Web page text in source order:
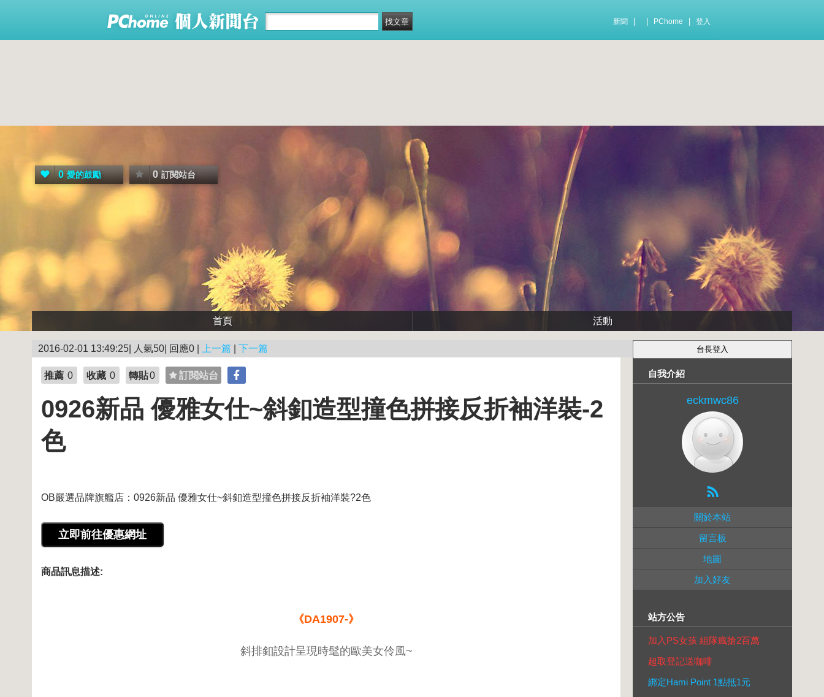
新聞 PChome 登入
0 愛的鼓勵 0 訂閱站台
首頁 活動
2016-02-01 13:49:25| 人氣50| 回應0 | 上一篇 下一篇
推薦 0 收藏 0 轉貼0 訂閱站台
0926新品 優雅女仕~斜釦造型撞色拼接反折袖洋裝-2
色
OB嚴選品牌旗艦店：0926新品 優雅女仕~斜釦造型撞色拼接反折袖洋裝?2色
商品訊息描述:
《DA1907-》
斜排釦設計呈現時髦的歐美女伶風~
自我介紹
eckmwc86
關於本站
留言板
地圖
加入好友
站方公告
加入PS女孩 組隊瘋搶2百萬
超取登記送咖啡
綁定Hami Point 1點抵1元